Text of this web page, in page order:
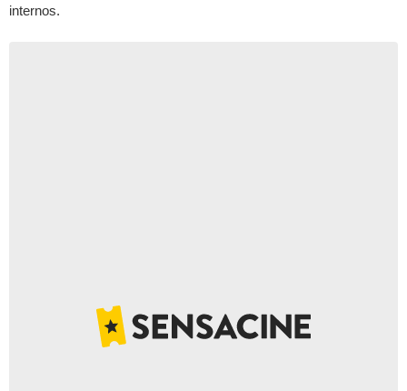
internos.